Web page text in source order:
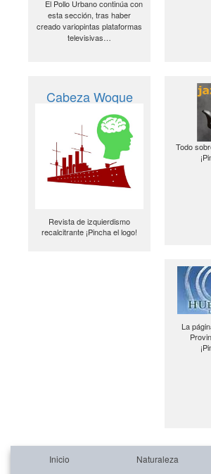
El Pollo Urbano continúa con
esta sección, tras haber
creado variopintas plataformas
televisivas…
Cabeza Woque
Revista de izquierdismo
recalcitrante ¡Pincha el logo!
Todo
La
Inicio Naturaleza